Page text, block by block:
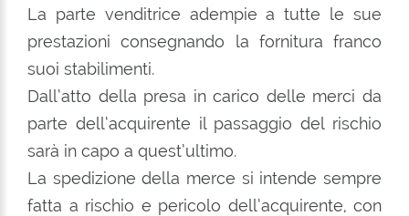
La parte venditrice adempie a tutte le sue
prestazioni consegnando la fornitura franco
suoi stabilimenti.
Dall’atto della presa in carico delle merci da
parte dell’acquirente il passaggio del rischio
sarà in capo a quest’ultimo.
La spedizione della merce si intende sempre
fatta a rischio e pericolo dell’acquirente, con